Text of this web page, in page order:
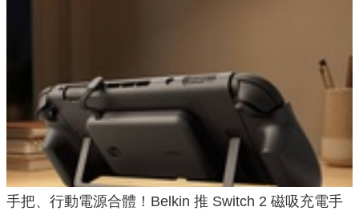
手把、行動電源合體！Belkin 推 Switch 2 磁吸充電手